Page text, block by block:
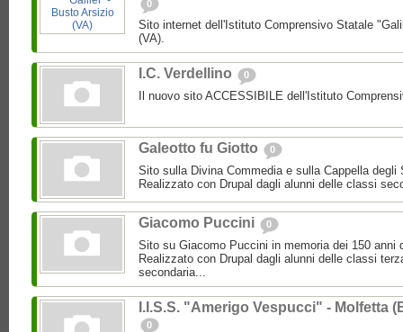
0
Sito internet dell'Istituto Comprensivo Statale
(VA).
I.C. Verdellino 0
Il nuovo sito ACCESSIBILE dell'Istituto
Galeotto fu Giotto 0
Sito sulla Divina Commedia e sulla Cappella degli
Realizzato con Drupal dagli alunni delle classi
Giacomo Puccini 0
Sito su Giacomo Puccini in memoria dei 150 anni
Realizzato con Drupal dagli alunni delle classi
secondaria...
I.I.S.S. "Amerigo Vespucci" - Molfetta
0